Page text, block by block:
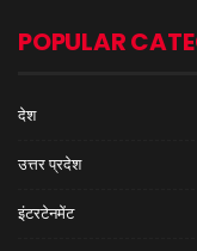
POPULAR
देश
उत्तर प्रदेश
इंटरटेनमेंट